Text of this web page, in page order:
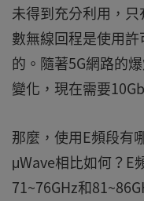
未得到充分利用，
數無線回程是使用
的。隨著5G網路的
變化，現在需要
那麼，使用E頻段有
μWave相比如何？E
71~76GHz和